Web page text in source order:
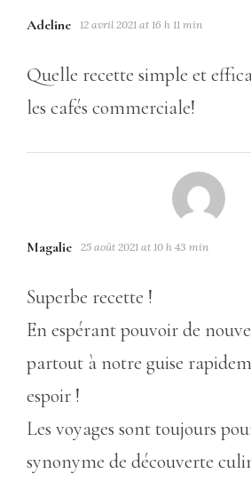
Adeline 12 avril 2021 at 16 h 11 min
Quelle recette simple et
les cafés commerciale!
Magalie 25 août 2021 at 10 h 43 min
Superbe recette !
En espérant pouvoir de
partout à notre guise
espoir !
Les voyages sont toujours
synonyme de découverte